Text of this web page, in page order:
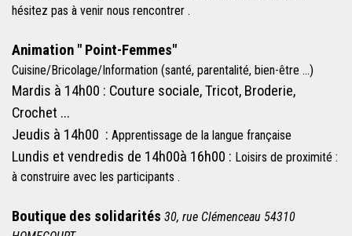
hésitez pas à venir nous rencontrer .
Animation " Point-Femmes"
Cuisine/Bricolage/Information (santé, parentalité, bien-être ...)
Mardis à 14h00 : Couture sociale, Tricot, Broderie,
Crochet ...
Jeudis à 14h00 : Apprentissage de la langue française
Lundis et vendredis de 14h00à 16h00 : Loisirs de proximité :
à construire avec les participants .
Boutique des solidarités 30, rue Clémenceau 54310